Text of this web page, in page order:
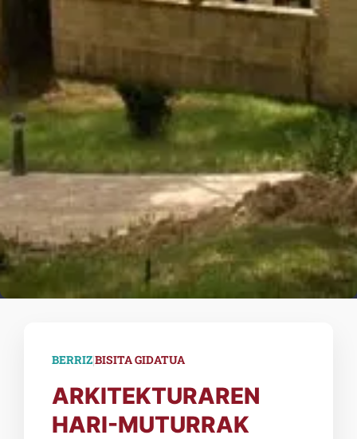
BERRIZ|BISITA GIDATUA
ARKITEKTURAREN
HARI-MUTURRAK